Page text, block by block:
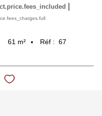
61 m² Réf : 67